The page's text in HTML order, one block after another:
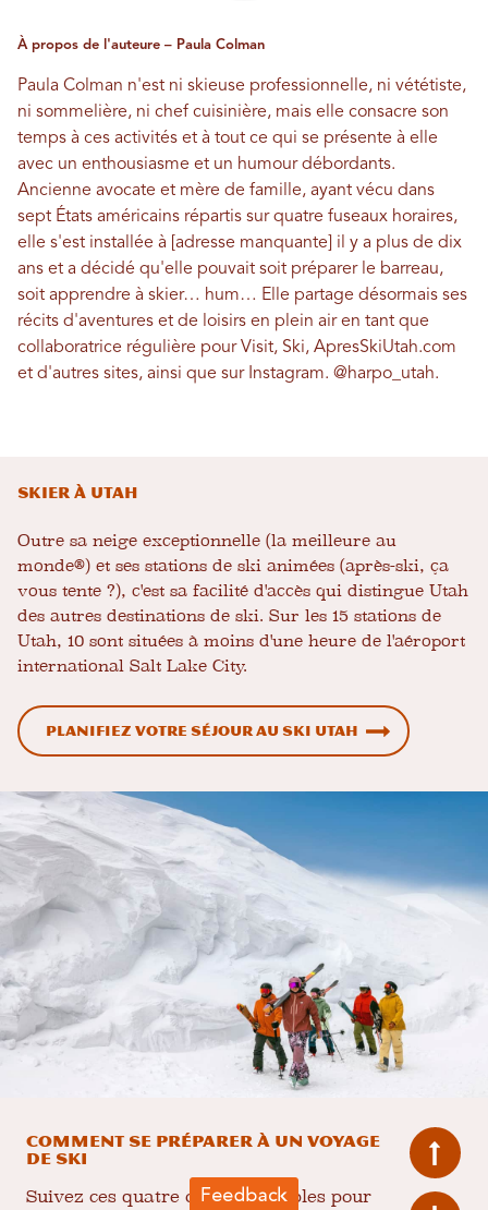
À propos de l'auteure – Paula Colman
Paula Colman n'est ni skieuse professionnelle, ni vététiste,
ni sommelière, ni chef cuisinière, mais elle consacre son
temps à ces activités et à tout ce qui se présente à elle
avec un enthousiasme et un humour débordants.
Ancienne avocate et mère de famille, ayant vécu dans
sept États américains répartis sur quatre fuseaux horaires,
elle s'est installée à [adresse manquante] il y a plus de dix
ans et a décidé qu'elle pouvait soit préparer le barreau,
soit apprendre à skier… hum… Elle partage désormais ses
récits d'aventures et de loisirs en plein air en tant que
collaboratrice régulière pour Visit, Ski, ApresSkiUtah.com
et d'autres sites, ainsi que sur Instagram. @harpo_utah.
Skier à Utah
Outre sa neige exceptionnelle (la meilleure au
monde®) et ses stations de ski animées (après-ski, ça
vous tente ?), c'est sa facilité d'accès qui distingue Utah
des autres destinations de ski. Sur les 15 stations de
Utah, 10 sont situées à moins d'une heure de l'aéroport
international Salt Lake City.
Planifiez votre séjour au ski Utah
Comment se préparer à un voyage
de ski
Suivez ces quatre conseils simples pour